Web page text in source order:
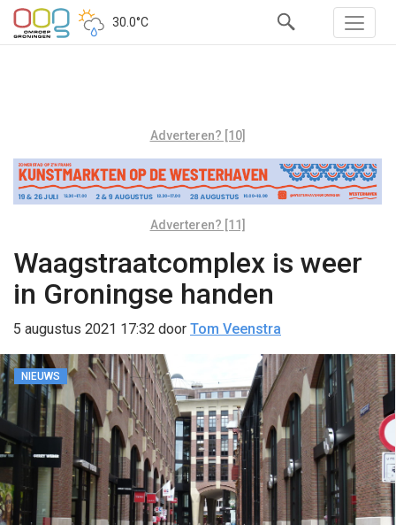
30.0°C
Adverteren? [10]
Adverteren? [11]
Waagstraatcomplex is weer
in Groningse handen
5 augustus 2021 17:32 door Tom Veenstra
NIEUWS